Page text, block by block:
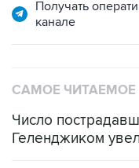
Число
Путин сообщил о